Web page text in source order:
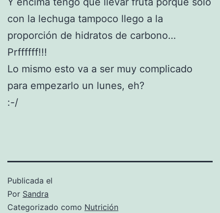
con la lechuga tampoco llego a la
proporción de hidratos de carbono…
Prffffff!!!
Lo mismo esto va a ser muy complicado
para empezarlo un lunes, eh?
:-/
Publicada el
Por Sandra
Categorizado como Nutrición